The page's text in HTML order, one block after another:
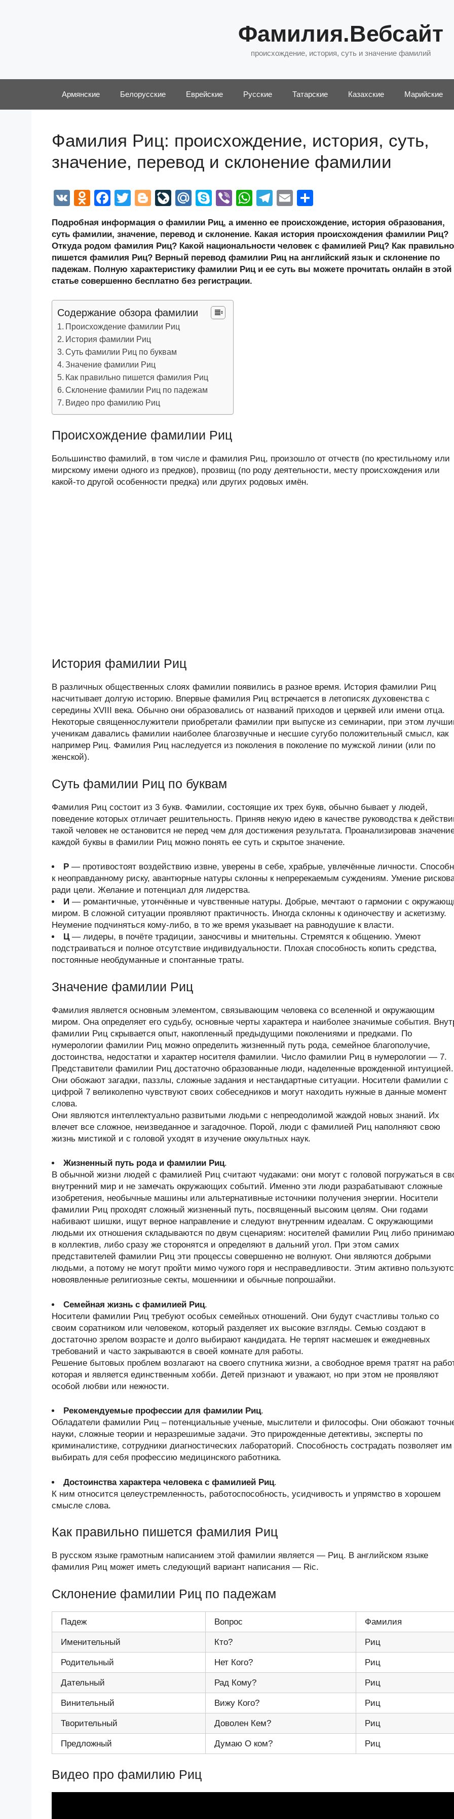
Фамилия.Вебсайт
происхождение, история, суть и значение фамилий
Армянские Белорусские Еврейские Русские Татарские Казахские Марийские
Фамилия Риц: происхождение, история, суть,
значение, перевод и склонение фамилии
V
O
n
o
kl
a
ss
ni
ki
F
c
e
b
o
o
k
T
tt
er
Bl
g
g
er
Li
e
J
o
ur
n
al
M
.R
u
S
p
e
Vi
er
W
at
s
A
p
T
e
gr
a
m
E
ail р
а
в
Подробная информация о фамилии Риц, а именно ее происхождение, история образования,
суть фамилии, значение, перевод и склонение. Какая история происхождения фамилии Риц?
Откуда родом фамилия Риц? Какой национальности человек с фамилией Риц? Как правильно
пишется фамилия Риц? Верный перевод фамилии Риц на английский язык и склонение по
падежам. Полную характеристику фамилии Риц и ее суть вы можете прочитать онлайн в этой
статье совершенно бесплатно без регистрации.
Содержание обзора фамилии
Происхождение фамилии Риц
История фамилии Риц
Суть фамилии Риц по буквам
Значение фамилии Риц
Как правильно пишется фамилия Риц
Склонение фамилии Риц по падежам
Видео про фамилию Риц
Происхождение фамилии Риц
Большинство фамилий, в том числе и фамилия Риц, произошло от отчеств (по крестильному или
мирскому имени одного из предков), прозвищ (по роду деятельности, месту происхождения или
какой-то другой особенности предка) или других родовых имён.
История фамилии Риц
В различных общественных слоях фамилии появились в разное время. История фамилии Риц
насчитывает долгую историю. Впервые фамилия Риц встречается в летописях духовенства с
середины XVIII века. Обычно они образовались от названий приходов и церквей или имени отца.
Некоторые священнослужители приобретали фамилии при выпуске из семинарии, при этом
ученикам давались фамилии наиболее благозвучные и несшие сугубо положительный смысл, как
например Риц. Фамилия Риц наследуется из поколения в поколение по мужской линии (или по
женской).
Суть фамилии Риц по буквам
Фамилия Риц состоит из 3 букв. Фамилии, состоящие их трех букв, обычно бывает у людей,
поведение которых отличает решительность. Приняв некую идею в качестве руководства к
такой человек не остановится не перед чем для достижения результата. Проанализировав
каждой буквы в фамилии Риц можно понять ее суть и скрытое значение.
Р — противостоят воздействию извне, уверены в себе, храбрые, увлечённые личности.
к неоправданному риску, авантюрные натуры склонны к непререкаемым суждениям. Умение
ради цели. Желание и потенциал для лидерства.
И — романтичные, утончённые и чувственные натуры. Добрые, мечтают о гармонии с
миром. В сложной ситуации проявляют практичность. Иногда склонны к одиночеству и аскетизму.
Неумение подчиняться кому-либо, в то же время указывает на равнодушие к власти.
Ц— лидеры, в почёте традиции, заносчивы и мнительны. Стремятся к общению. Умеют
подстраиваться и полное отсутствие индивидуальности. Плохая способность копить средства,
постоянные необдуманные и спонтанные траты.
Значение фамилии Риц
Фамилия является основным элементом, связывающим человека со вселенной и окружающим
миром. Она определяет его судьбу, основные черты характера и наиболее значимые события.
фамилии Риц скрывается опыт, накопленный предыдущими поколениями и предками. По
нумерологии фамилии Риц можно определить жизненный путь рода, семейное благополучие,
достоинства, недостатки и характер носителя фамилии. Число фамилии Риц в нумерологии — 7.
Представители фамилии Риц достаточно образованные люди, наделенные врожденной интуицией.
Они обожают загадки, паззлы, сложные задания и нестандартные ситуации. Носители фамилии с
цифрой 7 великолепно чувствуют своих собеседников и могут находить нужные в данные момент
слова.
Они являются интеллектуально развитыми людьми с непреодолимой жаждой новых знаний. Их
влечет все сложное, неизведанное и загадочное. Порой, люди с фамилией Риц наполняют свою
жизнь мистикой и с головой уходят в изучение оккультных наук.
Жизненный путь рода и фамилии Риц.
В обычной жизни людей с фамилией Риц считают чудаками: они могут с головой погружаться в
внутренний мир и не замечать окружающих событий. Именно эти люди разрабатывают сложные
изобретения, необычные машины или альтернативные источники получения энергии. Носители
фамилии Риц проходят сложный жизненный путь, посвященный высоким целям. Они годами
набивают шишки, ищут верное направление и следуют внутренним идеалам. С окружающими
людьми их отношения складываются по двум сценариям: носителей фамилии Риц либо
в коллектив, либо сразу же сторонятся и определяют в дальний угол. При этом самих
представителей фамилии Риц эти процессы совершенно не волнуют. Они являются добрыми
людьми, а потому не могут пройти мимо чужого горя и несправедливости. Этим активно
новоявленные религиозные секты, мошенники и обычные попрошайки.
Семейная жизнь с фамилией Риц.
Носители фамилии Риц требуют особых семейных отношений. Они будут счастливы только со
своим соратником или человеком, который разделяет их высокие взгляды. Семью создают в
достаточно зрелом возрасте и долго выбирают кандидата. Не терпят насмешек и ежедневных
требований и часто закрываются в своей комнате для работы.
Решение бытовых проблем возлагают на своего спутника жизни, а свободное время тратят на
которая и является единственным хобби. Детей признают и уважают, но при этом не проявляют
особой любви или нежности.
Рекомендуемые профессии для фамилии Риц.
Обладатели фамилии Риц – потенциальные ученые, мыслители и философы. Они обожают
науки, сложные теории и неразрешимые задачи. Это прирожденные детективы, эксперты по
криминалистике, сотрудники диагностических лабораторий. Способность сострадать позволяет им
выбирать для себя профессию медицинского работника.
Достоинства характера человека с фамилией Риц.
К ним относится целеустремленность, работоспособность, усидчивость и упрямство в хорошем
смысле слова.
Как правильно пишется фамилия Риц
В русском языке грамотным написанием этой фамилии является — Риц. В английском языке
фамилия Риц может иметь следующий вариант написания — Ric.
Склонение фамилии Риц по падежам
Падеж Вопрос Фамилия
Именительный Кто? Риц
Родительный Нет Кого? Риц
Дательный Рад Кому? Риц
Винительный Вижу Кого? Риц
Творительный Доволен Кем? Риц
Предложный Думаю О ком? Риц
Видео про фамилию Риц